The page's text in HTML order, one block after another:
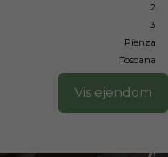
2
3
Pienza
Toscana
Vis ejendom